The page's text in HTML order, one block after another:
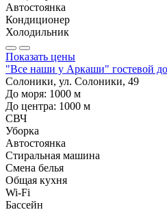
Автостоянка
Кондиционер
Холодильник
Показать цены
"Все наши у Аркаши" гостевой
Солоники, ул. Солоники, 49
До моря: 1000 м
До центра: 1000 м
СВЧ
Уборка
Автостоянка
Стиральная машина
Смена белья
Общая кухня
Wi-Fi
Бассейн